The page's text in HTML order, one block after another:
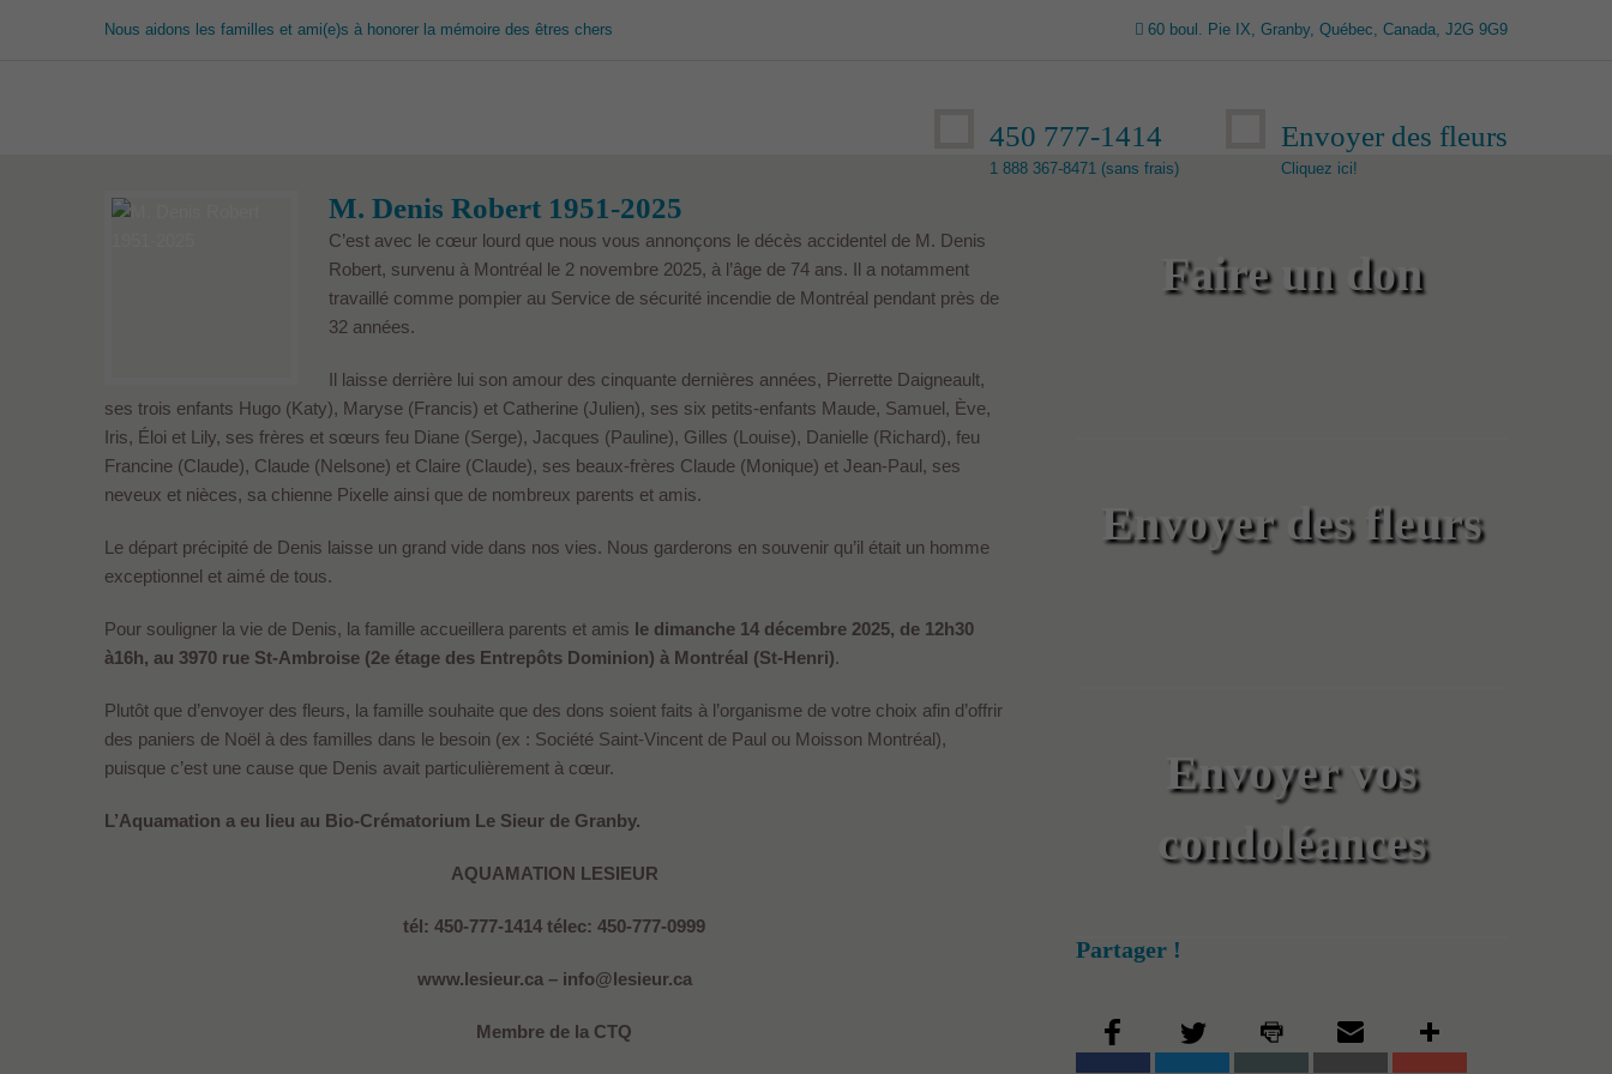
Nous aidons les familles et ami(e)s à honorer la mémoire des êtres chers 60 boul. Pie IX, Granby, Québec, Canada, J2G 9G9
450 777-1414
1 888 367-8471 (sans frais)
Envoyer des fleurs
Cliquez ici!
M. Denis Robert 1951-2025
C’est avec le cœur lourd que nous vous annonçons le décès accidentel de M. Denis
Robert, survenu à Montréal le 2 novembre 2025, à l’âge de 74 ans. Il a notamment
travaillé comme pompier au Service de sécurité incendie de Montréal pendant près de
32 années.
Il laisse derrière lui son amour des cinquante dernières années, Pierrette Daigneault,
ses trois enfants Hugo (Katy), Maryse (Francis) et Catherine (Julien), ses six petits-enfants Maude, Samuel, Ève,
Iris, Éloi et Lily, ses frères et sœurs feu Diane (Serge), Jacques (Pauline), Gilles (Louise), Danielle (Richard), feu
Francine (Claude), Claude (Nelsone) et Claire (Claude), ses beaux-frères Claude (Monique) et Jean-Paul, ses
neveux et nièces, sa chienne Pixelle ainsi que de nombreux parents et amis.
Le départ précipité de Denis laisse un grand vide dans nos vies. Nous garderons en souvenir qu’il était un homme
exceptionnel et aimé de tous.
Pour souligner la vie de Denis, la famille accueillera parents et amis le dimanche 14 décembre 2025, de 12h30
à16h, au 3970 rue St-Ambroise (2e étage des Entrepôts Dominion) à Montréal (St-Henri).
Plutôt que d’envoyer des fleurs, la famille souhaite que des dons soient faits à l’organisme de votre choix afin d’offrir
des paniers de Noël à des familles dans le besoin (ex : Société Saint-Vincent de Paul ou Moisson Montréal),
puisque c’est une cause que Denis avait particulièrement à cœur.
L’Aquamation a eu lieu au Bio-Crématorium Le Sieur de Granby.
AQUAMATION LESIEUR
tél: 450-777-1414 télec: 450-777-0999
www.lesieur.ca – info@lesieur.ca
Membre de la CTQ
Faire un don
Envoyer des fleurs
Envoyer vos
condoléances
Partager !